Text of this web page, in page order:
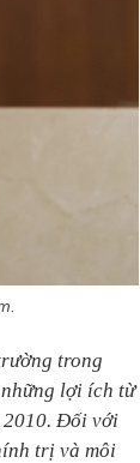
trong
lợi ích từ
2010. Đối với
trị và môi